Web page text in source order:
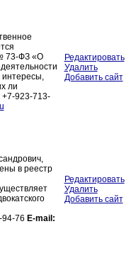
73-ФЗ «О
ли
+7-923-713-
Редактировать
Удалить
Добавить сайт
в реестр
94-76 E-mail:
Редактировать
Удалить
Добавить сайт